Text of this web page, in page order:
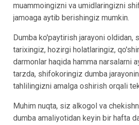
muammoingizni va umidlaringizni
jamoaga aytib berishingiz mumkin.
Dumba ko'paytirish jarayoni oldidan,
tarixingiz, hozirgi holatlaringiz,
darmonlar haqida hamma narsalarni
tarzda, shifokoringiz dumba
tahlilingizni amalga oshirish orqali
Muhim nuqta, siz alkogol va
dumba amaliyotidan keyin bir hafta